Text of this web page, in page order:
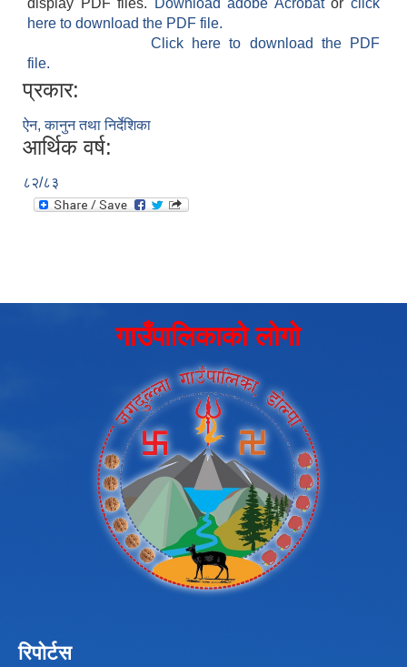
display PDF files.
Download adobe Acrobatorclick
here to download the PDF file.
Click here to download the PDF
file.
प्रकार:
ऐन, कानुन तथा निर्देशिका
आर्थिक वर्ष:
८२/८३
गाउँपालिकाको लोगो
रिपोर्टस